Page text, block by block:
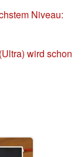
Niveau:
wird schon